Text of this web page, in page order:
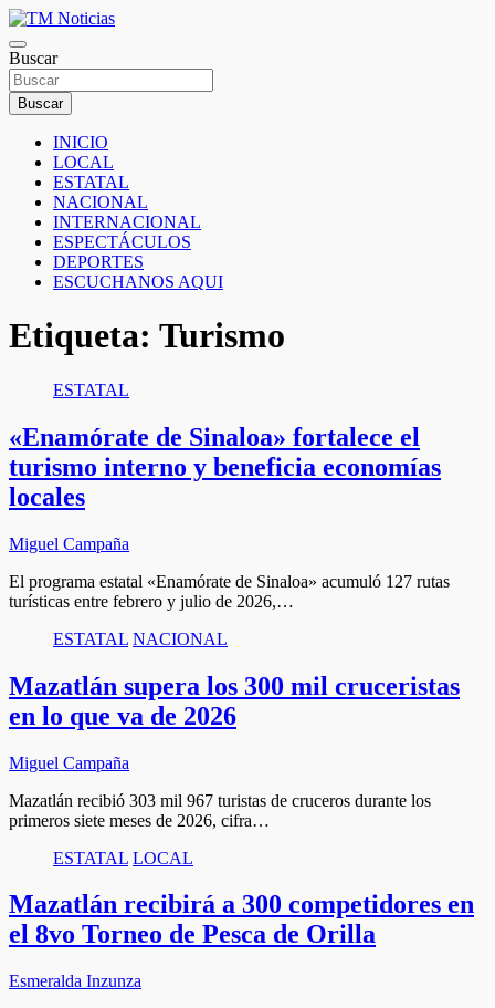
Saltar
al
contenido
TM Noticias
TM Noticias
Buscar
Buscar
INICIO
LOCAL
ESTATAL
NACIONAL
INTERNACIONAL
ESPECTÁCULOS
DEPORTES
ESCUCHANOS AQUI
Etiqueta: Turismo
ESTATAL
«Enamórate de Sinaloa» fortalece el
turismo interno y beneficia economías
locales
Miguel Campaña
El programa estatal «Enamórate de Sinaloa» acumuló 127 rutas
turísticas entre febrero y julio de 2026,…
ESTATAL NACIONAL
Mazatlán supera los 300 mil cruceristas
en lo que va de 2026
Miguel Campaña
Mazatlán recibió 303 mil 967 turistas de cruceros durante los
primeros siete meses de 2026, cifra…
ESTATAL LOCAL
Mazatlán recibirá a 300 competidores en
el 8vo Torneo de Pesca de Orilla
Esmeralda Inzunza